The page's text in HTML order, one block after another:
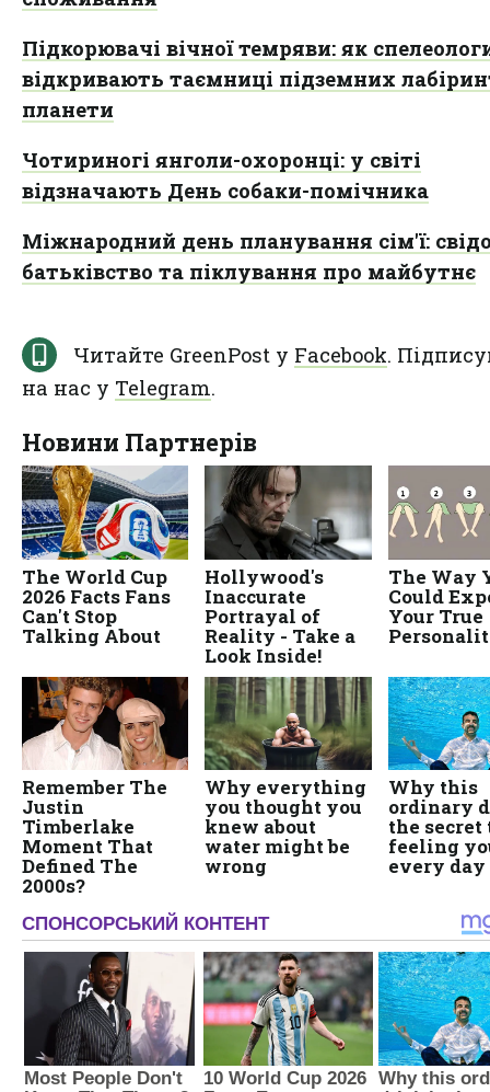
Підкорювачі вічної темряви: як
відкривають таємниці підземних
планети
Чотириногі янголи-охоронці: у світі
відзначають День собаки-помічника
Міжнародний день планування сім'ї:
батьківство та піклування про майбутнє
Читайте GreenPost у Facebook.
на нас у Telegram.